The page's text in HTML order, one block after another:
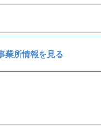
業所情報を見る